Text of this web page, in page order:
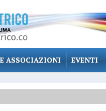
ASSOCIAZIONI EVENTI